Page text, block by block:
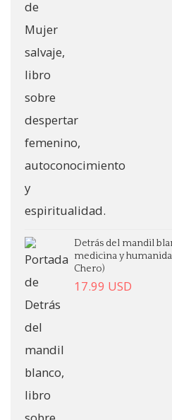
Detrás del mandil
medicina y
Chero)
17.99 USD